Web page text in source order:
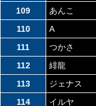
109
あんこ
110
A
111
つかさ
112
緋龍
113
ジェナス
114
イルヤ